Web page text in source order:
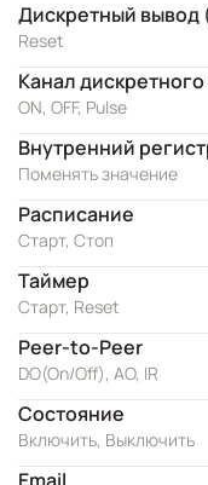
Дискретный вывод
Reset
Канал
ON, OFF, Pulse
Внутренний
Поменять значение
Расписание
Старт, Стоп
Таймер
Старт, Reset
Peer-to-Peer
DO(On/Off), AO, IR
Состояние
Включить, Выключить